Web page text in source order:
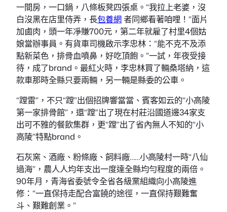
一間房，一口鍋，八條板凳四張桌。“我拉上老婆，沒
白沒黑在店里侍弄，長包養網者同鄉看著咱哩！”面片
加鹵肉，頭一年凈賺700元，第二年就雇了村里4個姑
娘當辦事員。有貨車司機啟示李忠林：“能不克不及添
點新菜色，排骨血噴鼻，好吃頂飽。”一試，年夜受接
待，成了brand。最紅火時，李忠林買了輛桑塔納，這
款車那時全縣只要兩輛，另一輛是縣委的公車。
“蹚雷”，不只“蹚”出個招牌響當當、賓客如云的“小高陵
第一家排骨館”，還“蹚”出了現在村莊沿國道邊34家支
出可不雅的餐飲集群，更“蹚”出了省內無人不知的“小
高陵”特點brand。
石灰窯、酒廠、粉條廠、飼料廠……小高陵村一時“八仙
過海”，農人人均年支出一度達全縣均勻程度的兩倍。
90年月，青海省委號令全省各級黨組織向小高陵進
修：“一直保持走配合富饒的途徑，一直保持艱難奮
斗、艱難創業。”